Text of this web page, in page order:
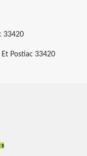
33420
Et Postiac 33420